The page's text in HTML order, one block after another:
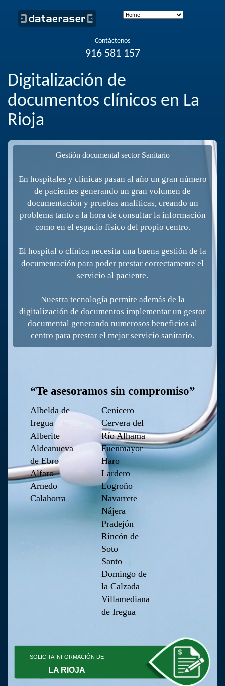
Contáctenos
916 581 157
Digitalización de
documentos clínicos en La
Rioja
Gestión documental sector Sanitario
En hospitales y clínicas pasan al año un gran número
de pacientes generando un gran volumen de
documentación y pruebas analíticas, creando un
problema tanto a la hora de consultar la información
como en el espacio físico del propio centro.
El hospital o clínica necesita una buena gestión de la
documentación para poder prestar correctamente el
servicio al paciente.
Nuestra tecnología permite además de la
digitalización de documentos implementar un gestor
documental generando numerosos beneficios al
centro para prestar el mejor servicio sanitario.
“Te asesoramos sin compromiso”
Albelda de
Iregua
Alberite
Aldeanueva
de Ebro
Alfaro
Arnedo
Calahorra
Cenicero
Cervera del
Río Alhama
Fuenmayor
Haro
Lardero
Logroño
Navarrete
Nájera
Pradejón
Rincón de
Soto
Santo
Domingo de
la Calzada
Villamediana
de Iregua
SOLICITA INFORMACIÓN DE
LA RIOJA